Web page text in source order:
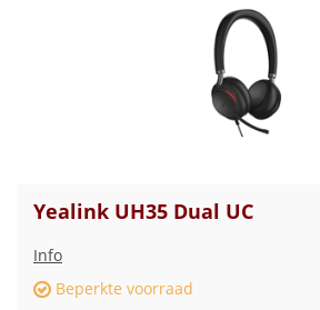
Yealink UH35 Dual UC
Info
Beperkte voorraad